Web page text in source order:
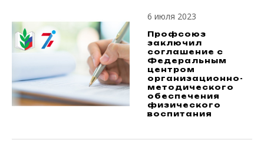
6 июля 2023
Профсоюз
заключил
соглашение с
Федеральным
центром
организационно-
методического
обеспечения
физического
воспитания